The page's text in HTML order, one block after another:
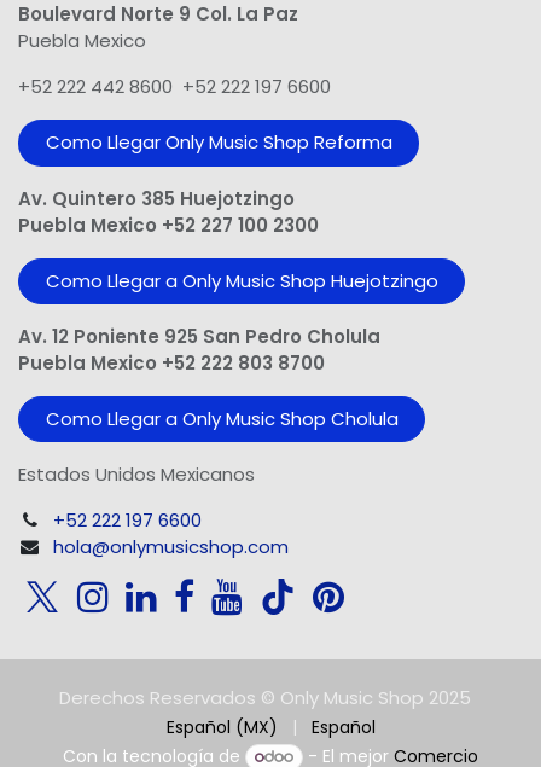
Boulevard Norte 9 Col. La Paz
Puebla Mexico
+52 222 442 8600 +52 222 197 6600
Como Llegar Only Music Shop​ Reforma
Av. Quintero 385 Huejotzingo
Puebla Mexico +52 227 100 2300
Como Llegar a Only Music Shop Huejotzingo
Av. 12 Poniente 925 San Pedro Cholula
Puebla Mexico +52 222 803 8700
Como Llegar a Only Music Shop Cholula
Estados Unidos Mexicanos
+52 222 197 6600
hola@onlymusicshop.com
Derechos Reservados © Only Music Shop 2025
Español (MX) |
Español
Con la tecnología de
- El mejorComercio